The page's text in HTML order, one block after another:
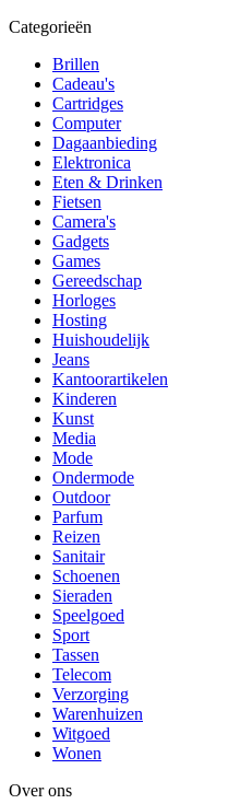
Categorieën
Brillen
Cadeau's
Cartridges
Computer
Dagaanbieding
Elektronica
Eten & Drinken
Fietsen
Camera's
Gadgets
Games
Gereedschap
Horloges
Hosting
Huishoudelijk
Jeans
Kantoorartikelen
Kinderen
Kunst
Media
Mode
Ondermode
Outdoor
Parfum
Reizen
Sanitair
Schoenen
Sieraden
Speelgoed
Sport
Tassen
Telecom
Verzorging
Warenhuizen
Witgoed
Wonen
Over ons